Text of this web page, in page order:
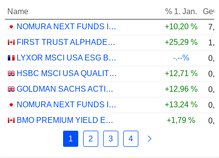
Name % 1. Jan.
NOMURA NEXT FUNDS INTERNATIONAL EQUITY MSCI-KOKUSAI (YEN-HEDGED) ETF - JPY
+10,20 %
FIRST TRUST ALPHADEX U.S. TECHNOLOGY SECTOR INDEX ETF - CAD HEDGED
+25,29 %
LYXOR MSCI USA ESG BROAD CTB (DR) UCITS ETF - DIST - EUR
-.--%
HSBC MSCI USA QUALITY UCITS ETF - USD
+12,71 %
GOLDMAN SACHS ACTIVEBETA PARIS-ALIGNED SUSTAINABLE US LARGE CAP EQUITY UCITS ETF - USD
+12,96 %
NOMURA NEXT FUNDS INTERNATIONAL EQUITY MSCI-KOKUSAI (UNHEDGED) ETF - JPY
+13,24 %
BMO PREMIUM YIELD ETF - CAD HEDGED
+1,79 %
1 2 3 4